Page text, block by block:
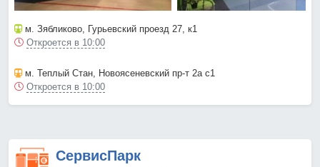
м. Зябликово, Гурьевский проезд 27, к1
Откроется в 10:00
м. Теплый Стан, Новоясеневский пр-т 2а с1
Откроется в 10:00
СервисПарк